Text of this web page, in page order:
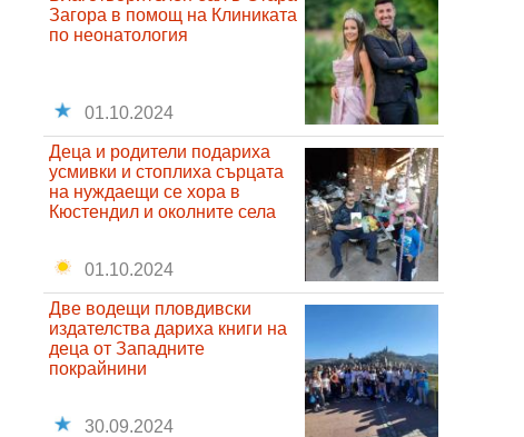
Загора в помощ на Клиниката
по неонатология
01.10.2024
Деца и родители подариха
усмивки и стоплиха сърцата
на нуждаещи се хора в
Кюстендил и околните села
01.10.2024
Две водещи пловдивски
издателства дариха книги на
деца от Западните
покрайнини
30.09.2024